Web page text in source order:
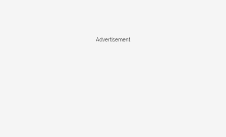
Advertisement